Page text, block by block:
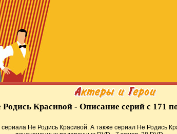
Красивой - Описание серий с 171
Не Родись Красивой. А также сериал Не Родись